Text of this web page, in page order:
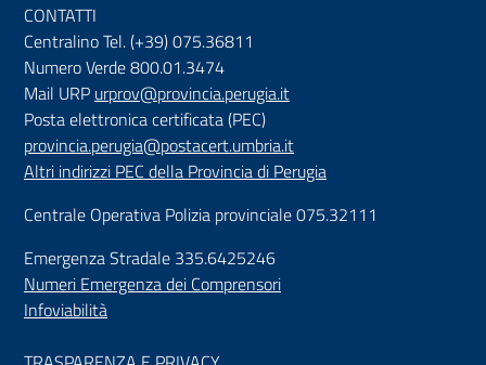
CONTATTI
Centralino Tel. (+39) 075.36811
Numero Verde 800.01.3474
Mail URP urprov@provincia.perugia.it
Posta elettronica certificata (PEC)
provincia.perugia@postacert.umbria.it
Altri indirizzi PEC della Provincia di Perugia
Centrale Operativa Polizia provinciale 075.32111
Emergenza Stradale 335.6425246
Numeri Emergenza dei Comprensori
Infoviabilità